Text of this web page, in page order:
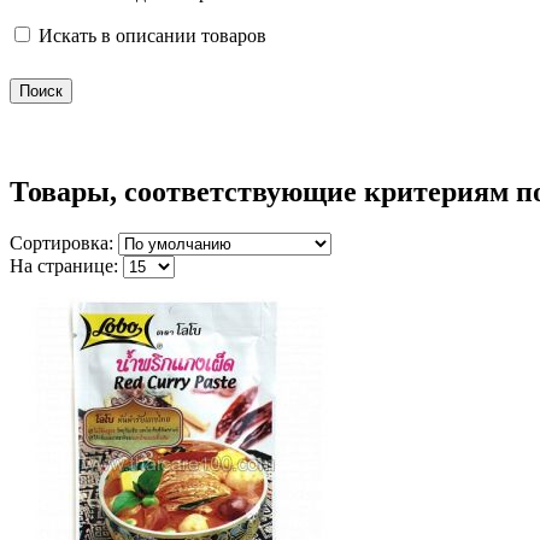
Искать в описании товаров
Товары, соответствующие критериям
Сортировка:
На странице: